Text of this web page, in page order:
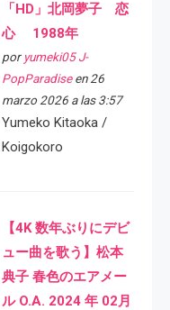
「HD」北岡夢子 恋
心 1988年
por yumeki05 J-
PopParadiseen 26
marzo 2026 a las 3:57
Yumeko Kitaoka /
Koigokoro
【4K 数年ぶりにデビ
ュー曲を歌う】松本
典子 春色のエアメー
ル O.A. 2024 年 02月